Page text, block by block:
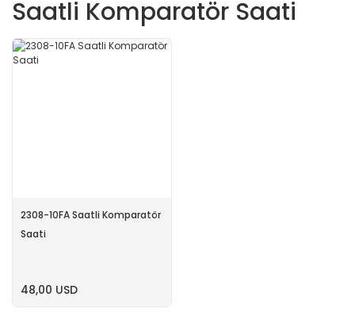
Saatli Komparatör Saati
2308-10FA Saatli Komparatör
Saati
48,00 USD